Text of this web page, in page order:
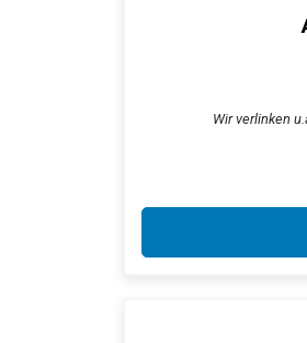
Wir verlinken